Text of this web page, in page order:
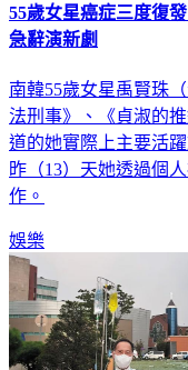
55歲女星癌症三度復
急辭演新劇
南韓55歲女星禹賢珠
法刑事》、《貞淑的
道的她實際上主要活
昨（13）天她透過個
作。
娛樂